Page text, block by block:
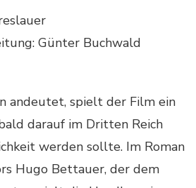
Günter Buchwald
andeutet, spielt der Film ein
darauf im Dritten Reich
werden sollte. Im Roman
Hugo Bettauer, der dem